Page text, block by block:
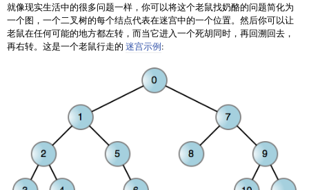
就像现实生活中的很多问题一样，你可以将这个老鼠找奶酪的问题简化为
一个图，一个二叉树的每个结点代表在迷宫中的一个位置。然后你可以让
老鼠在任何可能的地方都左转，而当它进入一个死胡同时，再回溯回去，
再右转。这是一个老鼠行走的 迷宫示例: